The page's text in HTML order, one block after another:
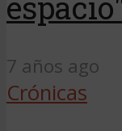
7 años ago
Crónicas